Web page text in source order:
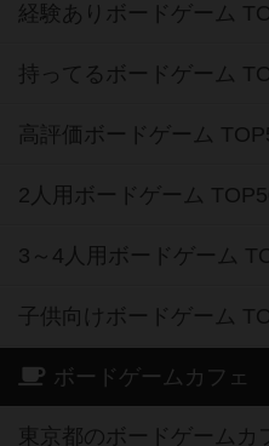
経験ありボードゲーム
持ってるボードゲーム
高評価ボードゲーム
2人用ボードゲーム
3～4人用ボードゲーム
子供向けボードゲーム
ボードゲームカフェ
東京都のボードゲームカ